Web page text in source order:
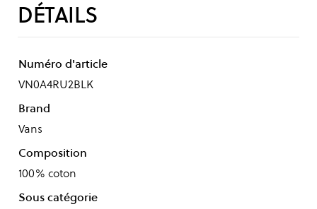
DÉTAILS
Numéro d'article
VN0A4RU2BLK
Brand
Vans
Composition
100% coton
Sous catégorie